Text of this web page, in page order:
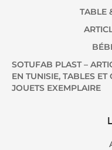
TABLE
SOTUFAB PLAST –
EN TUNISIE, TABLES
JOUETS EXEMPLAIRE